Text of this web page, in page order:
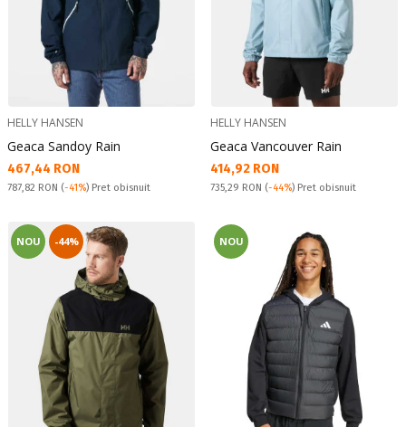
HELLY HANSEN
Geaca Sandoy Rain
Текуща цена:
467,44 RON
Pret obisnuit:
787,82 RON (-41%) Pret obisnuit
HELLY HANSEN
Geaca Vancouver Rain
Текуща цена:
414,92 RON
Pret obisnuit:
735,29 RON (-44%) Pret obisnuit
NOU -44% NOU